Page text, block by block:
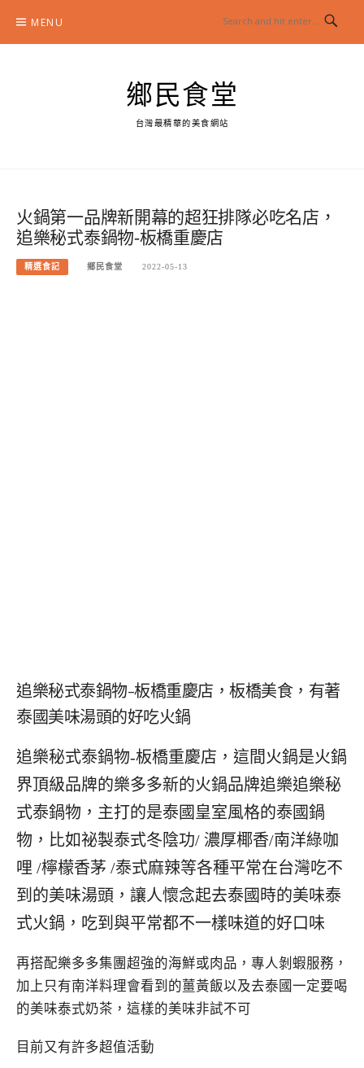
content
MENU
鄉民食堂
台灣最精華的美食網站
火鍋第一品牌新開幕的超狂排隊必吃名店，
追樂秘式泰鍋物-板橋重慶店
精選食記 鄉民食堂 2022-05-13
追樂秘式泰鍋物-板橋重慶店，板橋美食，有著
泰國美味湯頭的好吃火鍋
追樂秘式泰鍋物-板橋重慶店，這間火鍋是火鍋
界頂級品牌的樂多多新的火鍋品牌追樂追樂秘
式泰鍋物，主打的是泰國皇室風格的泰國鍋
物，比如祕製泰式冬陰功/ 濃厚椰香/南洋綠咖
哩 /檸檬香茅 /泰式麻辣等各種平常在台灣吃不
到的美味湯頭，讓人懷念起去泰國時的美味泰
式火鍋，吃到與平常都不一樣味道的好口味
再搭配樂多多集團超強的海鮮或肉品，專人剝蝦服務，
加上只有南洋料理會看到的薑黃飯以及去泰國一定要喝
的美味泰式奶茶，這樣的美味非試不可
目前又有許多超值活動